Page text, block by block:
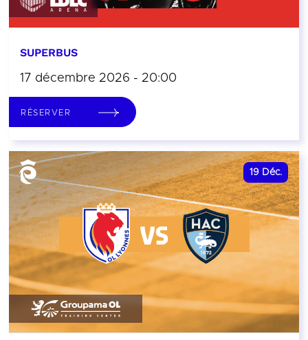
SUPERBUS
17 décembre 2026 - 20:00
RÉSERVER
19 Déc.